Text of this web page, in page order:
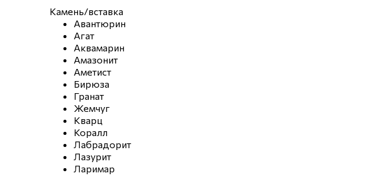
Камень/вставка
Авантюрин
Агат
Аквамарин
Амазонит
Аметист
Бирюза
Гранат
Жемчуг
Кварц
Коралл
Лабрадорит
Лазурит
Ларимар